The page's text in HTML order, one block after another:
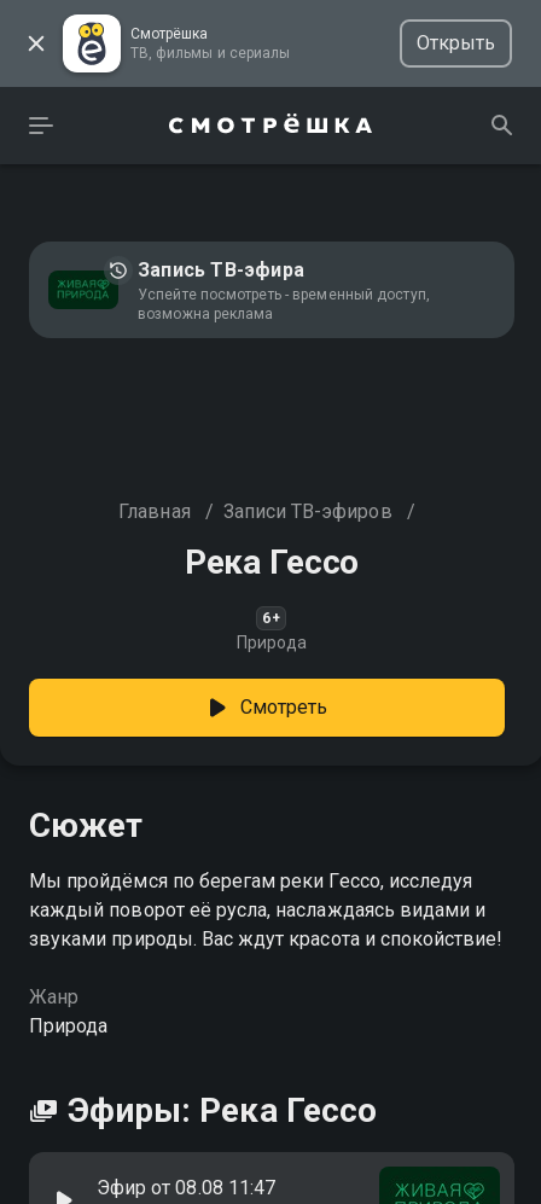
Смотрёшка
ТВ, фильмы и сериалы
Открыть
Запись ТВ-эфира
Успейте посмотреть - временный доступ,
возможна реклама
Главная / Записи ТВ-эфиров /
Река Гессо
6+
Природа
Смотреть
Сюжет
Мы пройдёмся по берегам реки Гессо, исследуя
каждый поворот её русла, наслаждаясь видами и
звуками природы. Вас ждут красота и спокойствие!
Жанр
Природа
Эфиры: Река Гессо
Эфир от 08.08 11:47